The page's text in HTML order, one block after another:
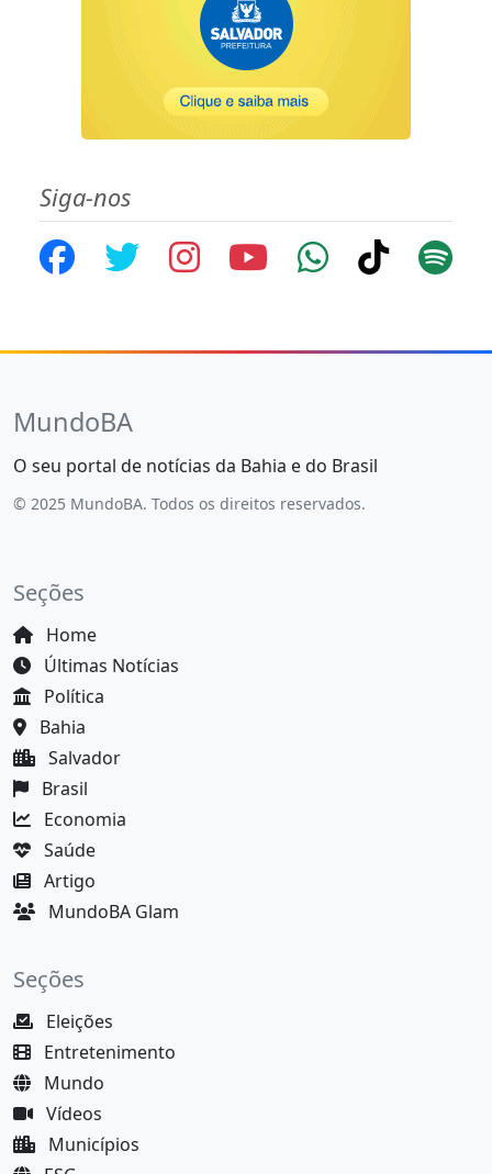
Siga-nos
MundoBA
O seu portal de notícias da Bahia e do Brasil
© 2025 MundoBA. Todos os direitos reservados.
Seções
Home
Últimas Notícias
Política
Bahia
Salvador
Brasil
Economia
Saúde
Artigo
MundoBA Glam
Seções
Eleições
Entretenimento
Mundo
Vídeos
Municípios